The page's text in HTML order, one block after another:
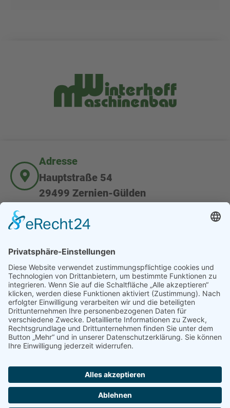
Adresse
Hauptstraße 54
29499 Zernien-Gülden
Kundenservice
Öffnungszeiten
Mo - Fr: 8:00 - 16:00
© WINTERHOFF MASCHINENBAU
Datenschutzhinweise